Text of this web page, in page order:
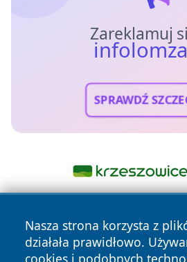
Zareklamuj
SPRAWDŹ
Nasza strona korzysta z
działała prawidłowo.
cookies i podobnych